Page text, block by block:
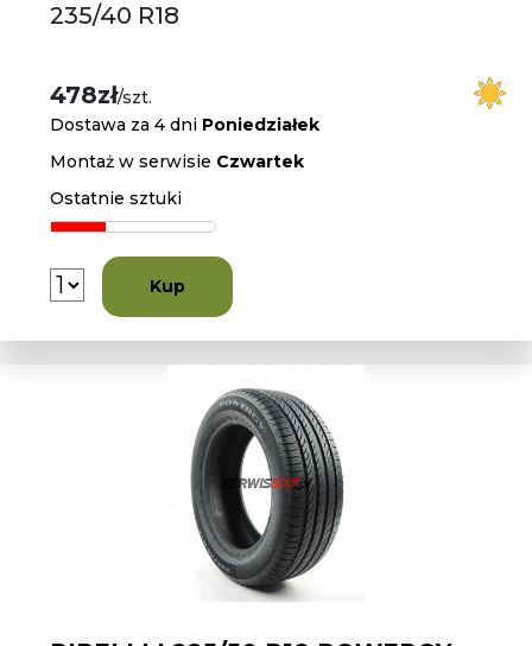
235/40 R18
478zł/szt.
Dostawa za 4 dni Poniedziałek
Montaż w serwisie Czwartek
Ostatnie sztuki
Kup